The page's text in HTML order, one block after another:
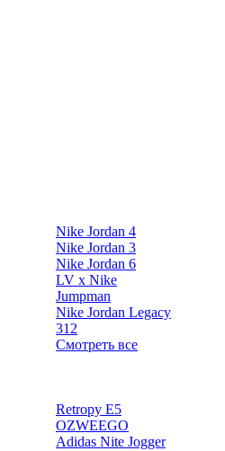
Nike Jordan 4
Nike Jordan 3
Nike Jordan 6
LV x Nike
Jumpman
Nike Jordan Legacy
312
Смотреть все
Retropy E5
OZWEEGO
Adidas Nite Jogger